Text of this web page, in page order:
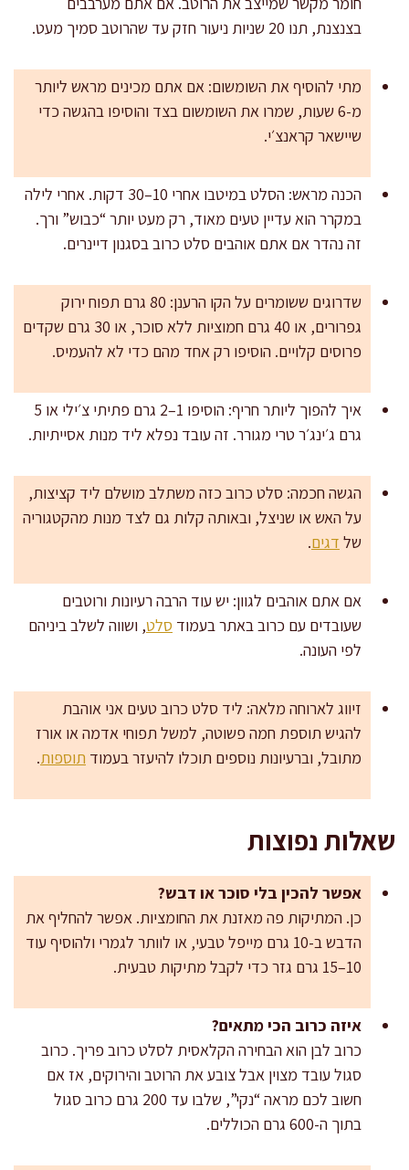
בצנצנת, תנו 20 שניות ניעור חזק עד שהרוטב סמיך מעט.
מתי להוסיף את השומשום: אם אתם מכינים מראש ליותר
מ-6 שעות, שמרו את השומשום בצד והוסיפו בהגשה כדי
שיישאר קראנצ׳י.
הכנה מראש: הסלט במיטבו אחרי 10–30 דקות. אחרי לילה
במקרר הוא עדיין טעים מאוד, רק מעט יותר “כבוש” ורך.
זה נהדר אם אתם אוהבים סלט כרוב בסגנון דיינרים.
שדרוגים ששומרים על הקו הרענן: 80 גרם תפוח ירוק
גפרורים, או 40 גרם חמוציות ללא סוכר, או 30 גרם שקדים
פרוסים קלויים. הוסיפו רק אחד מהם כדי לא להעמיס.
איך להפוך ליותר חריף: הוסיפו 1–2 גרם פתיתי צ׳ילי או 5
גרם ג׳ינג׳ר טרי מגורר. זה עובד נפלא ליד מנות אסייתיות.
הגשה חכמה: סלט כרוב כזה משתלב מושלם ליד קציצות,
על האש או שניצל, ובאותה קלות גם לצד מנות מהקטגוריה
של דגים.
אם אתם אוהבים לגוון: יש עוד הרבה רעיונות ורוטבים
שעובדים עם כרוב באתר בעמוד סלט, ושווה לשלב ביניהם
לפי העונה.
זיווג לארוחה מלאה: ליד סלט כרוב טעים אני אוהבת
להגיש תוספת חמה פשוטה, למשל תפוחי אדמה או אורז
מתובל, וברעיונות נוספים תוכלו להיעזר בעמוד תוספות.
שאלות נפוצות
אפשר להכין בלי סוכר או דבש?
כן. המתיקות פה מאזנת את החומציות. אפשר להחליף את
הדבש ב-10 גרם מייפל טבעי, או לוותר לגמרי ולהוסיף עוד
10–15 גרם גזר כדי לקבל מתיקות טבעית.
איזה כרוב הכי מתאים?
כרוב לבן הוא הבחירה הקלאסית לסלט כרוב פריך. כרוב
סגול עובד מצוין אבל צובע את הרוטב והירוקים, אז אם
חשוב לכם מראה “נקי”, שלבו עד 200 גרם כרוב סגול
בתוך ה-600 גרם הכוללים.